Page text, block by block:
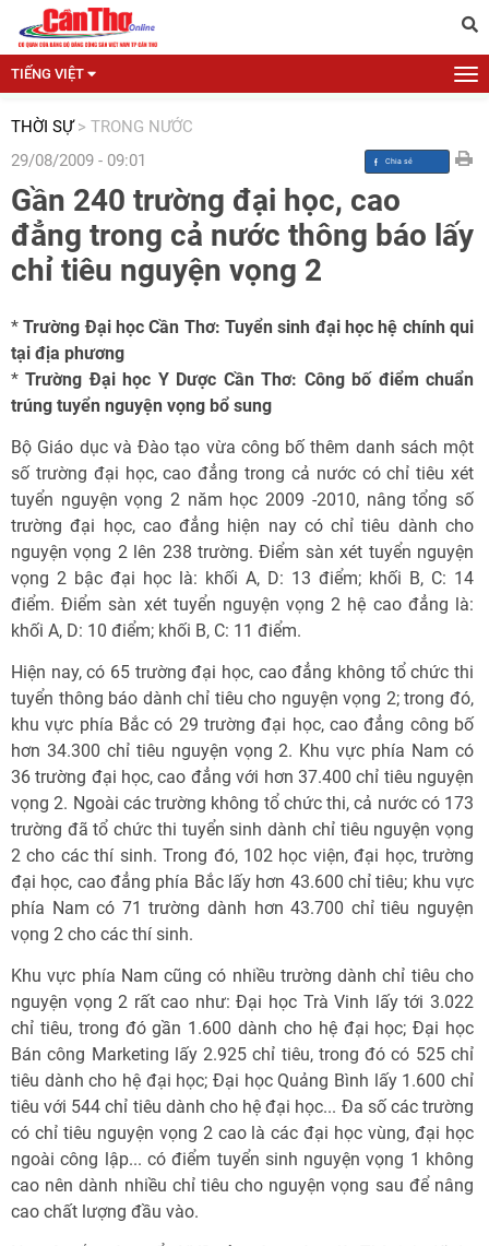
TIẾNG VIỆT
THỜI SỰ > TRONG NƯỚC
29/08/2009 - 09:01
Gần 240 trường đại học, cao
đẳng trong cả nước thông báo lấy
chỉ tiêu nguyện vọng 2
*Trường Đại học Cần Thơ: Tuyển sinh đại học hệ chính qui
tại địa phương
*Trường Đại học Y Dược Cần Thơ: Công bố điểm chuẩn
trúng tuyển nguyện vọng bổ sung
Bộ Giáo dục và Đào tạo vừa công bố thêm danh sách một
số trường đại học, cao đẳng trong cả nước có chỉ tiêu xét
tuyển nguyện vọng 2 năm học 2009 -2010, nâng tổng số
trường đại học, cao đẳng hiện nay có chỉ tiêu dành cho
nguyện vọng 2 lên 238 trường. Điểm sàn xét tuyển nguyện
vọng 2 bậc đại học là: khối A, D: 13 điểm; khối B, C: 14
điểm. Điểm sàn xét tuyển nguyện vọng 2 hệ cao đẳng là:
khối A, D: 10 điểm; khối B, C: 11 điểm.
Hiện nay, có 65 trường đại học, cao đẳng không tổ chức thi
tuyển thông báo dành chỉ tiêu cho nguyện vọng 2; trong đó,
khu vực phía Bắc có 29 trường đại học, cao đẳng công bố
hơn 34.300 chỉ tiêu nguyện vọng 2. Khu vực phía Nam có
36 trường đại học, cao đẳng với hơn 37.400 chỉ tiêu nguyện
vọng 2. Ngoài các trường không tổ chức thi, cả nước có 173
trường đã tổ chức thi tuyển sinh dành chỉ tiêu nguyện vọng
2 cho các thí sinh. Trong đó, 102 học viện, đại học, trường
đại học, cao đẳng phía Bắc lấy hơn 43.600 chỉ tiêu; khu vực
phía Nam có 71 trường dành hơn 43.700 chỉ tiêu nguyện
vọng 2 cho các thí sinh.
Khu vực phía Nam cũng có nhiều trường dành chỉ tiêu cho
nguyện vọng 2 rất cao như: Đại học Trà Vinh lấy tới 3.022
chỉ tiêu, trong đó gần 1.600 dành cho hệ đại học; Đại học
Bán công Marketing lấy 2.925 chỉ tiêu, trong đó có 525 chỉ
tiêu dành cho hệ đại học; Đại học Quảng Bình lấy 1.600 chỉ
tiêu với 544 chỉ tiêu dành cho hệ đại học... Đa số các trường
có chỉ tiêu nguyện vọng 2 cao là các đại học vùng, đại học
ngoài công lập... có điểm tuyển sinh nguyện vọng 1 không
cao nên dành nhiều chỉ tiêu cho nguyện vọng sau để nâng
cao chất lượng đầu vào.